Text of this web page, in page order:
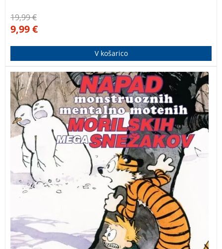
19,99€
9,99€
V košarico
Četrta knjiga zbranih stripov o dogodivščinah Calvina
in Hobbesa. Strip sodi med trojico svetovno najbolj
popularnih stripov. Knjiga je prejela znak kakovosti
Zlata hruška.